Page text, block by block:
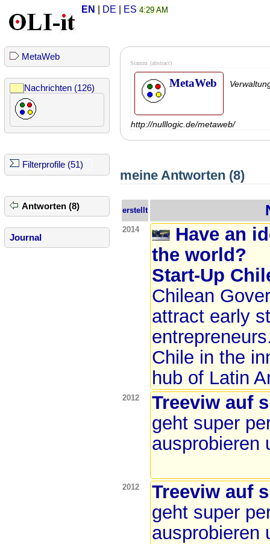
EN DE ES 4:29 AM
MetaWeb
Nachrichten (126)
Filterprofile (51)
Antworten (8)
Journal
Stamm (abstract)
MetaWeb
http://nulllogic.de/metaweb/
meine Antworten (8)
erstellt
2014
Have an
the world?
Start-Up
Chilean
attract early
Chile in the
hub of Latin
2012
Treeviw auf
geht super
ausprobieren
2012
Treeviw auf
geht super
ausprobieren